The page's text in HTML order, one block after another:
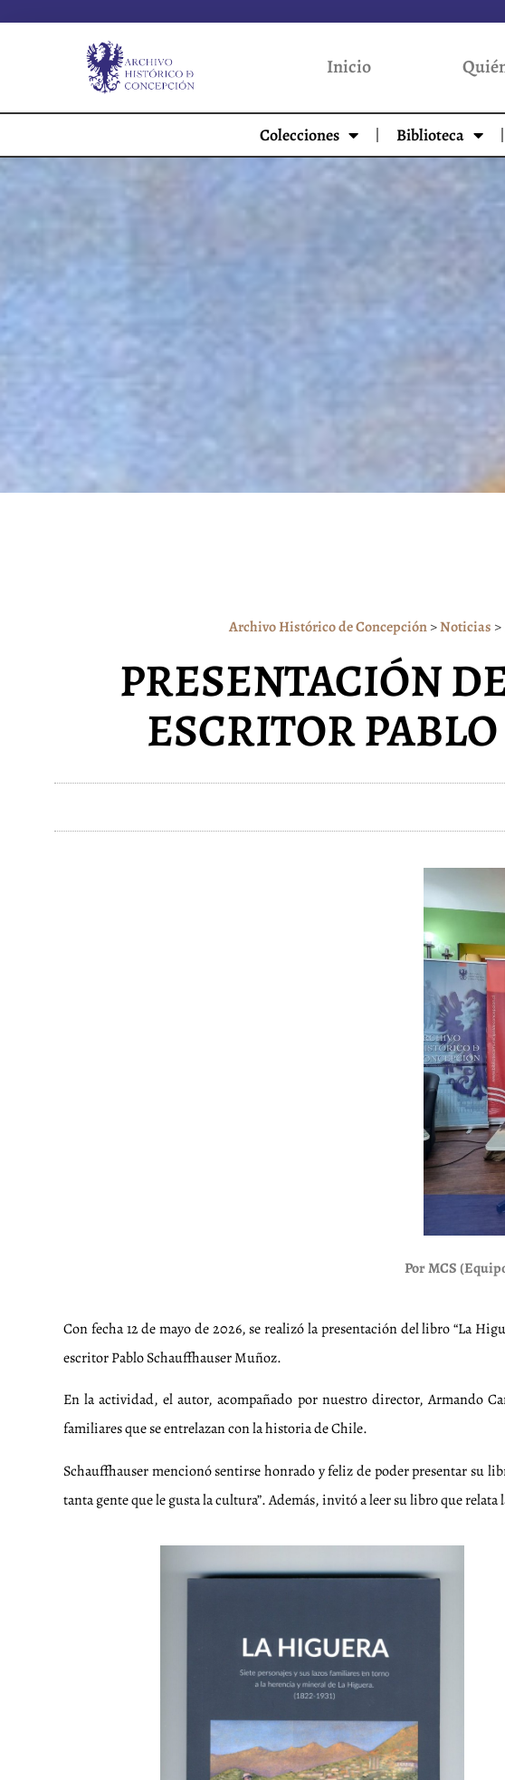
Inicio
Colecciones Biblioteca
Archivo Histórico de Concepción>Noticias >
PRESENTACIÓN
ESCRITOR
Por MCS
Con fecha 12 de mayo de 2026, se realizó la presentación del libro “La
escritor Pablo Schauffhauser Muñoz.
En la actividad, el autor, acompañado por nuestro director, Armando
familiares que se entrelazan con la historia de Chile.
Schauffhauser mencionó sentirse honrado y feliz de poder presentar su
tanta gente que le gusta la cultura”. Además, invitó a leer su libro que relata